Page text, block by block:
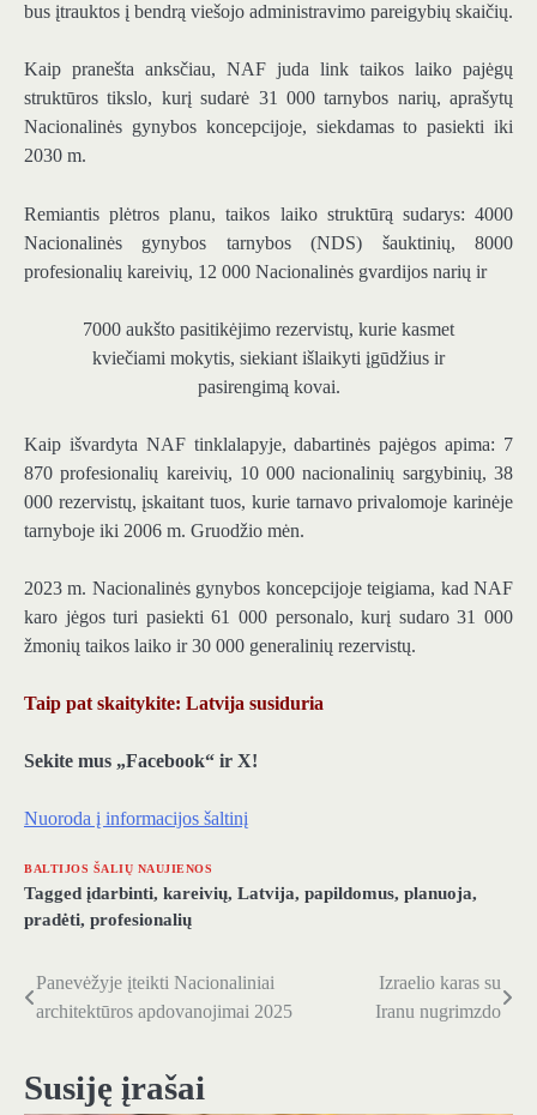
bus įtrauktos į bendrą viešojo administravimo pareigybių skaičių.
Kaip pranešta anksčiau, NAF juda link taikos laiko pajėgų
struktūros tikslo, kurį sudarė 31 000 tarnybos narių, aprašytų
Nacionalinės gynybos koncepcijoje, siekdamas to pasiekti iki
2030 m.
Remiantis plėtros planu, taikos laiko struktūrą sudarys: 4000
Nacionalinės gynybos tarnybos (NDS) šauktinių, 8000
profesionalių kareivių, 12 000 Nacionalinės gvardijos narių ir
7000 aukšto pasitikėjimo rezervistų, kurie kasmet
kviečiami mokytis, siekiant išlaikyti įgūdžius ir
pasirengimą kovai.
Kaip išvardyta NAF tinklalapyje, dabartinės pajėgos apima: 7
870 profesionalių kareivių, 10 000 nacionalinių sargybinių, 38
000 rezervistų, įskaitant tuos, kurie tarnavo privalomoje karinėje
tarnyboje iki 2006 m. Gruodžio mėn.
2023 m. Nacionalinės gynybos koncepcijoje teigiama, kad NAF
karo jėgos turi pasiekti 61 000 personalo, kurį sudaro 31 000
žmonių taikos laiko ir 30 000 generalinių rezervistų.
Taip pat skaitykite: Latvija susiduria
Sekite mus „Facebook“ ir X!
Nuoroda į informacijos šaltinį
BALTIJOS ŠALIŲ NAUJIENOS
Tagged įdarbinti, kareivių, Latvija, papildomus, planuoja,
pradėti, profesionalių
Navigacija
įrašų
Panevėžyje įteikti Nacionaliniai
architektūros apdovanojimai 2025
Izraelio karas su
Iranu nugrimzdo
Susiję įrašai